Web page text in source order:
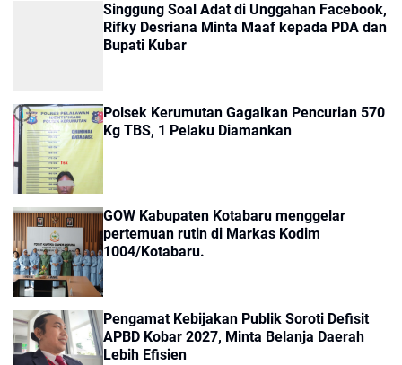
Singgung Soal Adat di Unggahan Facebook,
Rifky Desriana Minta Maaf kepada PDA dan
Bupati Kubar
Polsek Kerumutan Gagalkan Pencurian 570
Kg TBS, 1 Pelaku Diamankan
GOW Kabupaten Kotabaru menggelar
pertemuan rutin di Markas Kodim
1004/Kotabaru.
Pengamat Kebijakan Publik Soroti Defisit
APBD Kobar 2027, Minta Belanja Daerah
Lebih Efisien